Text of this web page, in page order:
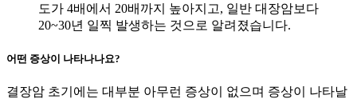
도가 4배에서 20배까지 높아지고, 일반 대장암보다
20~30년 일찍 발생하는 것으로 알려졌습니다.
어떤 증상이 나타나나요?
결장암 초기에는 대부분 아무런 증상이 없으며 증상이 나타날